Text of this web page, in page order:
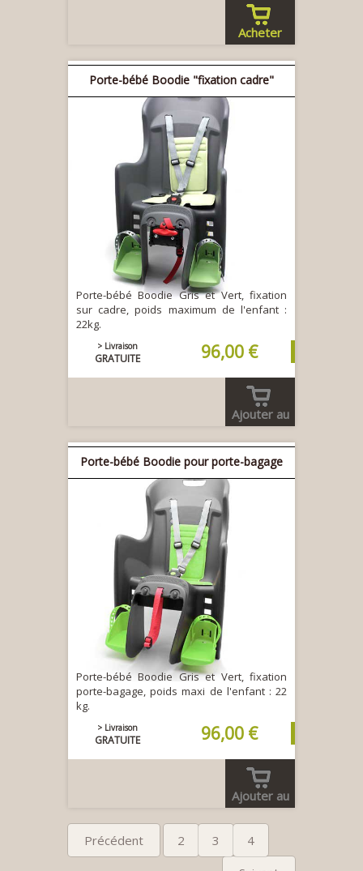
Acheter
Porte-bébé Boodie "fixation cadre"
Porte-bébé Boodie Gris et Vert, fixation
sur cadre, poids maximum de l'enfant :
22kg.
> Livraison
GRATUITE 96,00 €
Ajouter au
panier
Porte-bébé Boodie pour porte-bagage
Porte-bébé Boodie Gris et Vert, fixation
porte-bagage, poids maxi de l'enfant : 22
kg.
> Livraison
GRATUITE 96,00 €
Ajouter au
panier
Précédent
2 3
4